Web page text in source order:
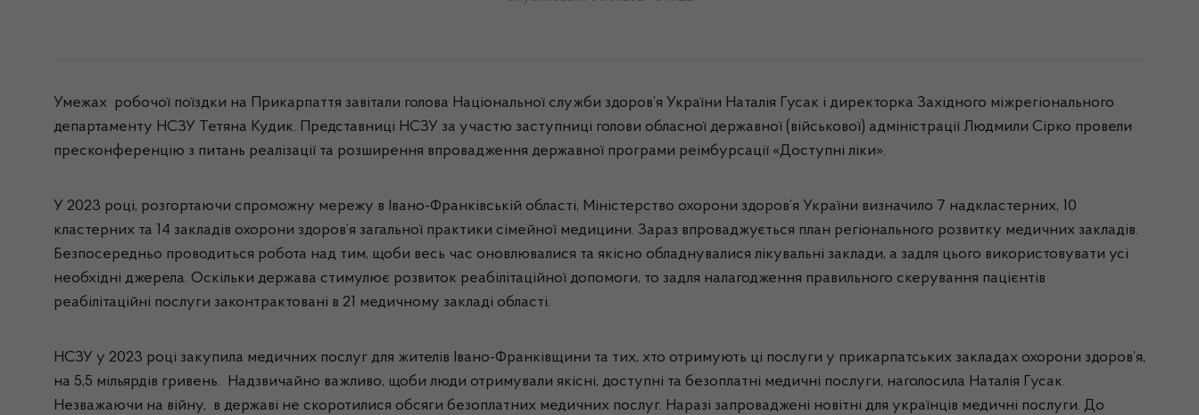
Умежах робочої поїздки на Прикарпаття завітали голова Національної служби здоров’я України Наталія Гусак і директорка Західного міжрегіонального
департаменту НСЗУ Тетяна Кудик. Представниці НСЗУ за участю заступниці голови обласної державної (військової) адміністрації Людмили Сірко провели
пресконференцію з питань реалізації та розширення впровадження державної програми реімбурсації «Доступні ліки».
У 2023 році, розгортаючи спроможну мережу в Івано-Франківській області, Міністерство охорони здоров’я України визначило 7 надкластерних, 10
кластерних та 14 закладів охорони здоров’я загальної практики сімейної медицини. Зараз впроваджується план регіонального розвитку медичних закладів.
Безпосередньо проводиться робота над тим, щоби весь час оновлювалися та якісно обладнувалися лікувальні заклади, а задля цього використовувати усі
необхідні джерела. Оскільки держава стимулює розвиток реабілітаційної допомоги, то задля налагодження правильного скерування пацієнтів
реабілітаційні послуги законтрактовані в 21 медичному закладі області.
НСЗУ у 2023 році закупила медичних послуг для жителів Івано-Франківщини та тих, хто отримують ці послуги у прикарпатських закладах охорони здоров’я,
на 5,5 мільярдів гривень. Надзвичайно важливо, щоби люди отримували якісні, доступні та безоплатні медичні послуги, наголосила Наталія Гусак.
Незважаючи на війну, в державі не скоротилися обсяги безоплатних медичних послуг. Наразі запроваджені новітні для українців медичні послуги. До